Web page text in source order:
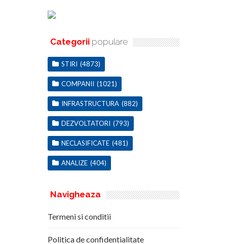
Categorii populare
STIRI (4873)
COMPANII (1021)
INFRASTRUCTURA (882)
DEZVOLTATORI (793)
NECLASIFICATE (481)
ANALIZE (404)
Navigheaza
Termeni si conditii
Politica de confidentialitate